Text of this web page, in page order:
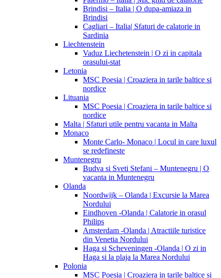
Brindisi – Italia | O dupa-amiaza in
Brindisi
Cagliari – Italia| Sfaturi de calatorie in
Sardinia
Liechtenstein
Vaduz Liechetenstein | O zi in capitala
orasului-stat
Letonia
MSC Poesia | Croaziera in tarile baltice si
nordice
Lituania
MSC Poesia | Croaziera in tarile baltice si
nordice
Malta | Sfaturi utile pentru vacanta in Malta
Monaco
Monte Carlo- Monaco | Locul in care luxul
se redefineste
Muntenegru
Budva si Sveti Stefani – Muntenegru | O
vacanta in Muntenegru
Olanda
Noordwijk – Olanda | Excursie la Marea
Nordului
Eindhoven -Olanda | Calatorie in orasul
Philips
Amsterdam -Olanda | Atractiile turistice
din Venetia Nordului
Haga si Scheveningen -Olanda | O zi in
Haga si la plaja la Marea Nordului
Polonia
MSC Poesia | Croaziera in tarile baltice si